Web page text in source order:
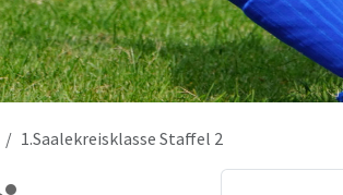
1.Saalekreisklasse Staffel 2